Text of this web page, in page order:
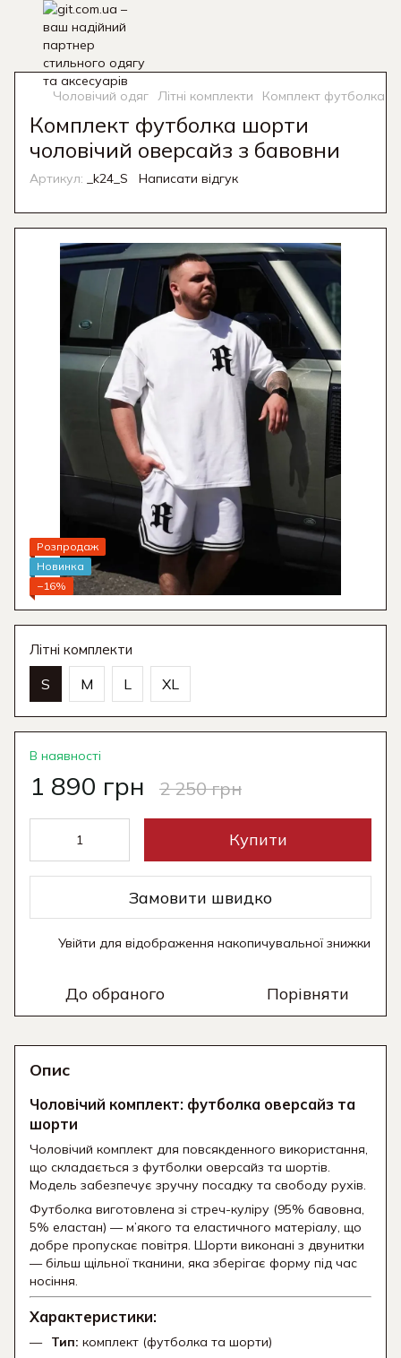
Чоловічий одяг Літні комплекти Комплект футболка
Комплект футболка шорти
чоловічий оверсайз з бавовни
Артикул: _k24_S Написати відгук
Розпродаж
Новинка
−16%
Літні комплекти
S M L XL
В наявності
1 890 грн 2 250 грн
Купити
Замовити швидко
Увійти для відображення накопичувальної знижки
До обраного Порівняти
Опис
Чоловічий комплект: футболка оверсайз та
шорти
Чоловічий комплект для повсякденного використання,
що складається з футболки оверсайз та шортів.
Модель забезпечує зручну посадку та свободу рухів.
Футболка виготовлена зі стреч-куліру (95% бавовна,
5% еластан) — м’якого та еластичного матеріалу, що
добре пропускає повітря. Шорти виконані з двунитки
— більш щільної тканини, яка зберігає форму під час
носіння.
Характеристики:
Тип: комплект (футболка та шорти)